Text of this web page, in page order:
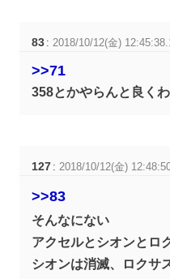
83 : 2018/10/12(金)
>>71
358とかやらんと良く
127 : 2018/10/12(金)
>>83
そんなにない
アクセルとシオンとロ
シオンは消滅、ロクサ